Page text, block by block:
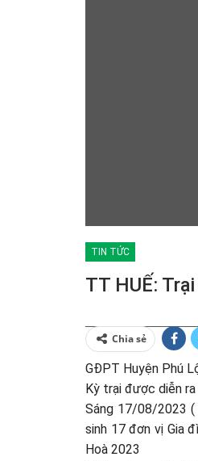
TIN TỨC
TT HUẾ:
Chia sẻ
GĐPT Huyện Phú
Kỳ trại được diễn
Sáng 17/08/2023 (
sinh 17 đơn vị Gia
Hoà 2023